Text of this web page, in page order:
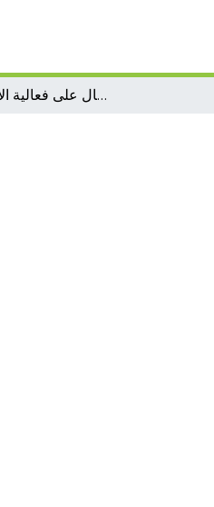
تأثير إستراتجيات الاتصال على فعالية الأداء الصحفي